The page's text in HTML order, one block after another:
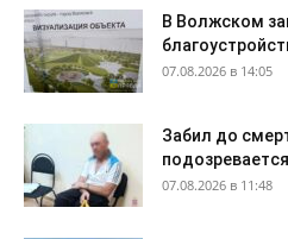
В Волжском
07.08.2026 в 14:05
Забил до
07.08.2026 в 11:48